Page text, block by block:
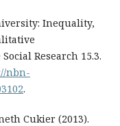
Inequality,
Research 15.3.
nbn-
.
Cukier (2013).